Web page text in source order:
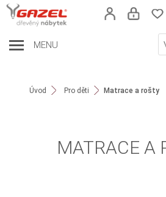
MENU
Úvod Pro děti Matrace a rošty
MATRACE A